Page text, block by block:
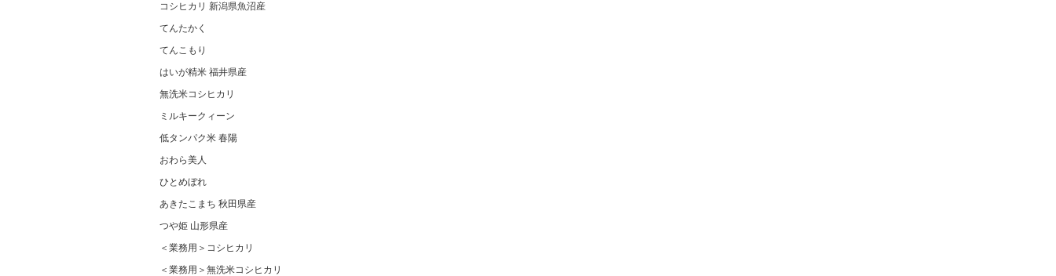
コシヒカリ 新潟県魚沼産
てんたかく
てんこもり
はいが精米 福井県産
無洗米コシヒカリ
ミルキークィーン
低タンパク米 春陽
おわら美人
ひとめぼれ
あきたこまち 秋田県産
つや姫 山形県産
＜業務用＞コシヒカリ
＜業務用＞無洗米コシヒカリ